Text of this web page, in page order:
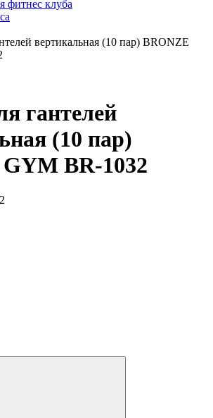
фитнес клуба
вертикальная (10 пар) BRONZE
гантелей
(10 пар)
BR-1032